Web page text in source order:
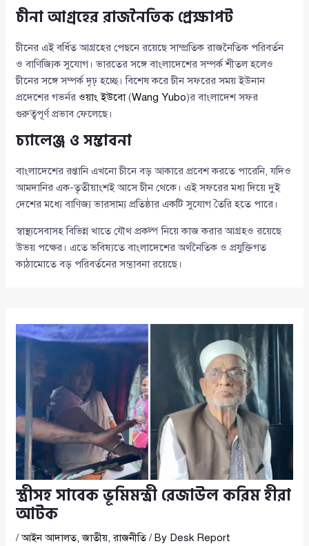
চীনা আগ্রহের রাজনৈতিক প্রেক্ষাপট
চীনের এই বর্ধিত আগ্রহের পেছনে রয়েছে সাম্প্রতিক রাজনৈতিক পরিবর্তন
ও বাণিজ্যিক সুযোগ। ভারতের সঙ্গে বাংলাদেশের সম্পর্ক শীতল হলেও
চীনের সঙ্গে সম্পর্ক দৃঢ় হচ্ছে। বিশেষ করে চীন সফরের সময় ইউনান
প্রদেশের গভর্নরওয়াং ইউবো(Wang Yubo)র বাংলাদেশ সফর
গুরুত্বপূর্ণ প্রভাব ফেলেছে।
চ্যালেঞ্জ ও সম্ভাবনা
বাংলাদেশের রপ্তানি এখনো চীনে বড় আকারে প্রবেশ করতে পারেনি, যদিও
আমদানির এক-তৃতীয়াংশই আসে চীন থেকে। এই সফরের মধ্য দিয়ে দুই
দেশের মধ্যে বাণিজ্য ভারসাম্য প্রতিষ্ঠার একটি সুযোগ তৈরি হতে পারে।
স্বাস্থ্যসেবাসহ বিভিন্ন খাতে যৌথ প্রকল্প নিয়ে কাজ করার আগ্রহও রয়েছে
উভয় পক্ষের। এতে ভবিষ্যতে বাংলাদেশের অর্থনৈতিক ও প্রযুক্তিগত
কাঠামোতে বড় পরিবর্তনের সম্ভাবনা রয়েছে।
স্ত্রীসহ সাবেক ভূমিমন্ত্রী রেজাউল করিম হীরা
আটক
/আইন আদালত,জাতীয়,রাজনীতি/ By Desk Report